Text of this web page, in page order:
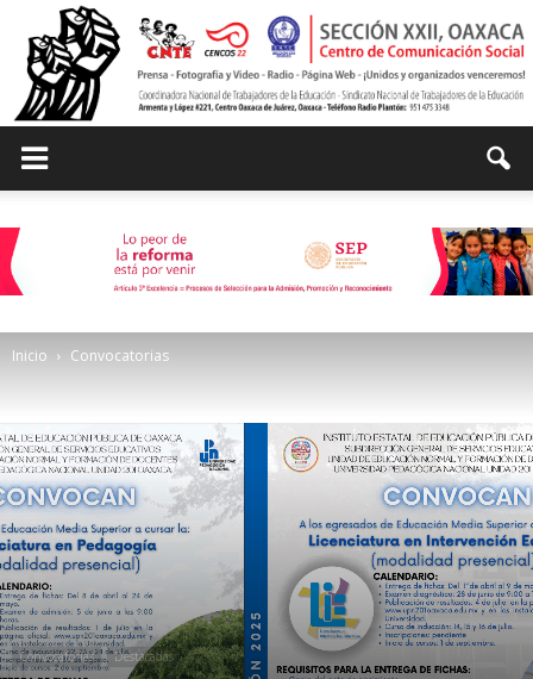
de
Inicio Convocatorias
Convocatorias Destacadas